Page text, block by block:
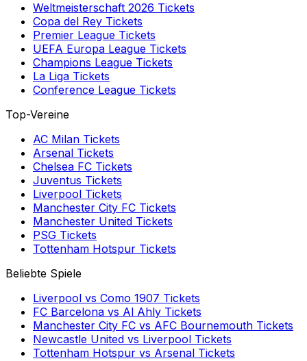
Weltmeisterschaft 2026 Tickets
Copa del Rey Tickets
Premier League Tickets
UEFA Europa League Tickets
Champions League Tickets
La Liga Tickets
Conference League Tickets
Top-Vereine
AC Milan Tickets
Arsenal Tickets
Chelsea FC Tickets
Juventus Tickets
Liverpool Tickets
Manchester City FC Tickets
Manchester United Tickets
PSG Tickets
Tottenham Hotspur Tickets
Beliebte Spiele
Liverpool vs Como 1907 Tickets
FC Barcelona vs Al Ahly Tickets
Manchester City FC vs AFC Bournemouth Tickets
Newcastle United vs Liverpool Tickets
Tottenham Hotspur vs Arsenal Tickets